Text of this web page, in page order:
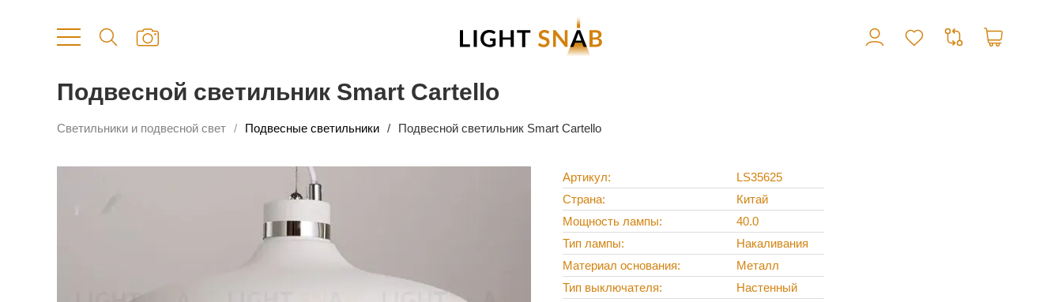
Подвесной светильник Smart Cartello
Светильники и подвесной свет Подвесные светильники Подвесной светильник Smart Cartello
Артикул
LS35625
Страна
Китай
Мощность лампы
40.0
Тип лампы
Накаливания
Материал основания
Металл
Тип выключателя
Настенный